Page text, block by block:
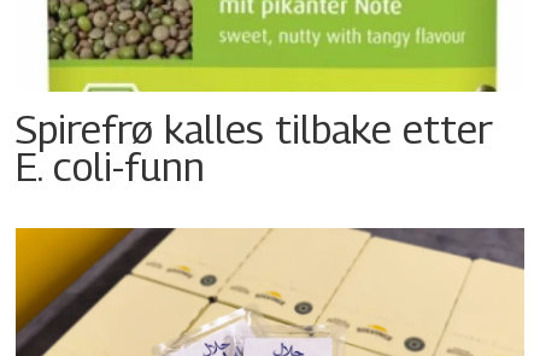
Spirefrø kalles tilbake etter
E. coli-funn